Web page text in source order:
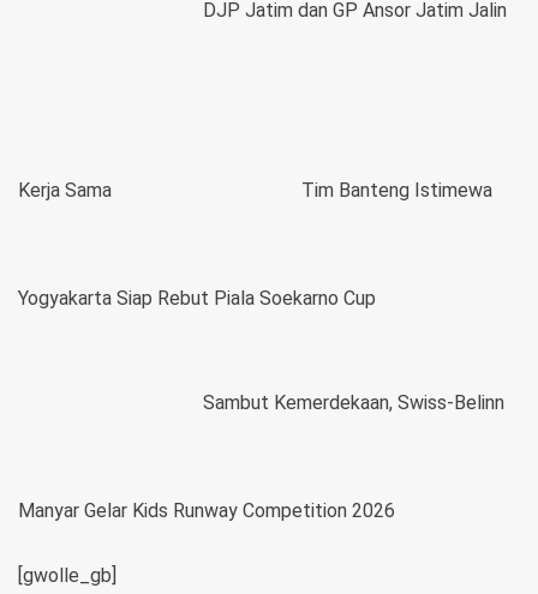
DJP Jatim dan GP Ansor Jatim Jalin
Kerja Sama Tim Banteng Istimewa
Yogyakarta Siap Rebut Piala Soekarno Cup
Sambut Kemerdekaan, Swiss-Belinn
Manyar Gelar Kids Runway Competition 2026
[gwolle_gb]